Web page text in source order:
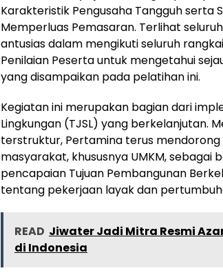
Karakteristik Pengusaha Tangguh serta
Memperluas Pemasaran. Terlihat
antusias dalam mengikuti seluruh
Penilaian Peserta untuk mengetahui
yang disampaikan pada pelatihan ini.
Kegiatan ini merupakan bagian dari
Lingkungan (TJSL) yang berkelanjutan.
terstruktur, Pertamina terus
masyarakat, khususnya UMKM,
pencapaian Tujuan Pembangunan
tentang pekerjaan layak dan
READ Jiwater Jadi Mitra Resmi
di Indonesia